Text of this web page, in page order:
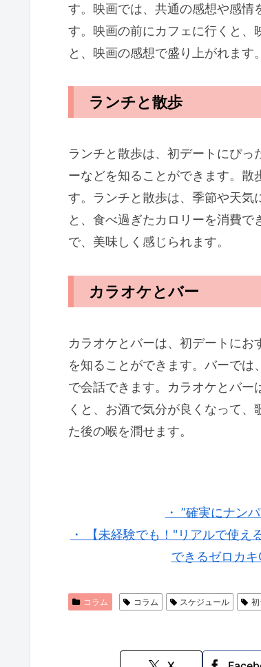
す。映画では、共通の感想や感情
す。映画の前にカフェに行くと、
と、映画の感想で盛り上がれます。
ランチと散歩
ランチと散歩は、初デートにぴ
ーなどを知ることができます。散
す。ランチと散歩は、季節や天気
と、食べ過ぎたカロリーを消費
で、美味しく感じられます。
カラオケとバー
カラオケとバーは、初デートに
を知ることができます。バーで
で会話できます。カラオケとバ
くと、お酒で気分が良くなって
た後の喉を潤せます。
・ ”確実にナン
・ 【未経験でも！"リアルで使
できるゼロカキ
コラム コラム スケジュール 初